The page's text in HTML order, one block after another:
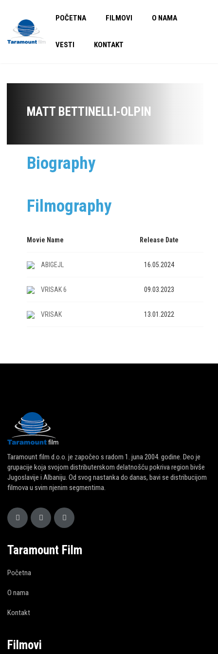
POČETNA FILMOVI O NAMA
VESTI KONTAKT
MATT BETTINELLI-OLPIN
Biography
Filmography
Movie Name Release Date
ABIGEJL 16.05.2024
VRISAK 6 09.03.2023
VRISAK 13.01.2022
Taramount film d.o.o. je započeo s radom 1. juna 2004. godine. Deo je
grupacije koja svojom distributerskom delatnošću pokriva region bivše
Jugoslavije i Albaniju. Od svog nastanka do danas, bavi se distribucijom
filmova u svim njenim segmentima.
Taramount Film
Početna
O nama
Kontakt
Filmovi